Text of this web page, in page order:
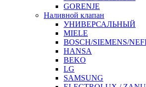
GORENJE
Наливной клапан
УНИВЕРСАЛЬНЫЙ
MIELE
BOSCH/SIEMENS/
HANSA
BEKO
LG
SAMSUNG